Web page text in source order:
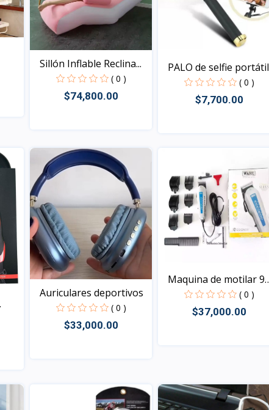
Sillón Inflable Reclina...
( 0 )
$74,800.00
PALO de selfie portátil
( 0 )
$7,700.00
Auriculares deportivos
( 0 )
$33,000.00
Maquina de motilar 9
en...
( 0 )
$37,000.00